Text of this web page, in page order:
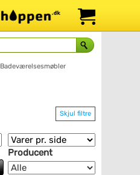
Badeværelsesmøbler
Skjul filtre
Producent